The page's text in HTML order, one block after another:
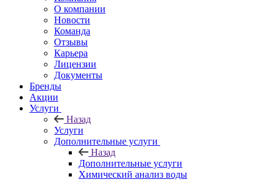
О компании
Новости
Команда
Отзывы
Карьера
Лицензии
Документы
Бренды
Акции
Услуги
Назад
Услуги
Дополнительные услуги
Назад
Дополнительные услуги
Химический анализ воды